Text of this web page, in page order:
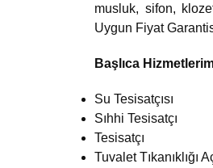
musluk, sifon,
Uygun Fiyat
Başlıca
Su Tesisatçısı
Sıhhi Tesisatçı
Tesisatçı
Tuvalet Tıkanıklığı